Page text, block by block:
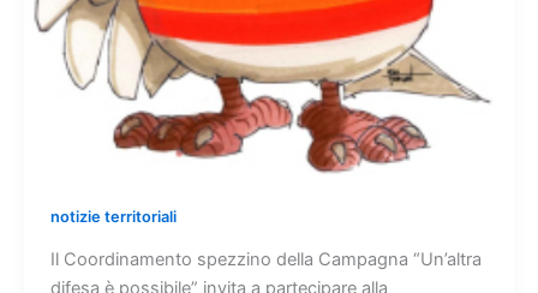
notizie territoriali
Il Coordinamento spezzino della Campagna “Un’altra
difesa è possibile” invita a partecipare alla